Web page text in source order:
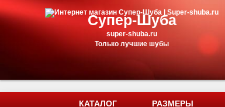
Супер-Шуба
super-shuba.ru
Только лучшие шубы
КАТАЛОГ РАЗМЕРЫ